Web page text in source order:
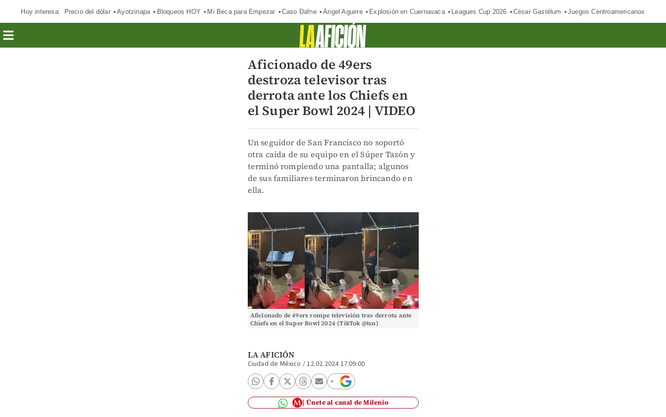
Hoy interesa: Precio del dólar Ayotzinapa Bloqueos HOY Mi Beca para Empezar Caso Dafne Ángel Aguirre Explosión en Cuernavaca Leagues Cup 2026 César Gastélum Juegos Centroamericanos
Aficionado de 49ers
destroza televisor tras
derrota ante los Chiefs en
el Super Bowl 2024 | VIDEO
Un seguidor de San Francisco no soportó
otra caída de su equipo en el Súper Tazón y
terminó rompiendo una pantalla; algunos
de sus familiares terminaron brincando en
ella.
Aficionado de 49ers rompe televisión tras derrota ante
Chiefs en el Super Bowl 2024 (TikTok @tsn)
LA AFICIÓN
Ciudad de México /12.02.2024 17:09:00
Únete al canal de Milenio